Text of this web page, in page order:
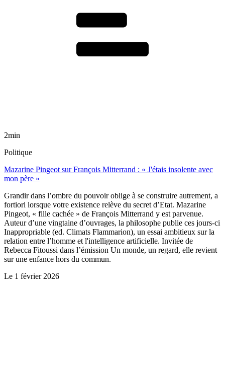
2min
Politique
Mazarine Pingeot sur François Mitterrand : « J'étais insolente avec
mon père »
Grandir dans l’ombre du pouvoir oblige à se construire autrement, a
fortiori lorsque votre existence relève du secret d’Etat. Mazarine
Pingeot, « fille cachée » de François Mitterrand y est parvenue.
Auteur d’une vingtaine d’ouvrages, la philosophe publie ces jours-ci
Inappropriable (ed. Climats Flammarion), un essai ambitieux sur la
relation entre l’homme et l'intelligence artificielle. Invitée de
Rebecca Fitoussi dans l’émission Un monde, un regard, elle revient
sur une enfance hors du commun.
Le 1 février 2026